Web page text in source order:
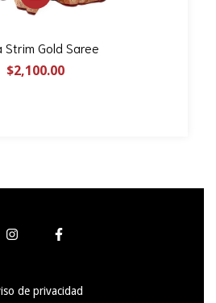
Strim Gold Saree
$2,100.00
de privacidad